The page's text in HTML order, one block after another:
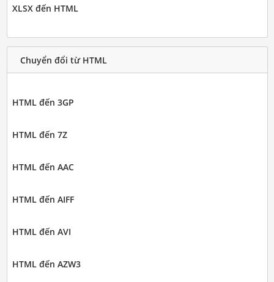
XLSX đến HTML
Chuyển đổi từ HTML
HTML đến 3GP
HTML đến 7Z
HTML đến AAC
HTML đến AIFF
HTML đến AVI
HTML đến AZW3